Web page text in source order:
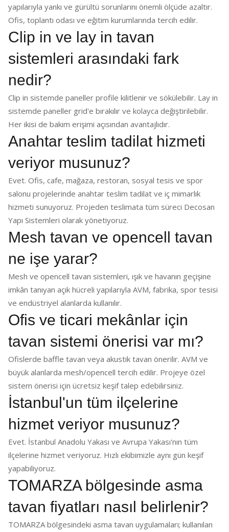
yapılarıyla yankı ve gürültü sorunlarını önemli ölçüde azaltır.
Ofis, toplantı odası ve eğitim kurumlarında tercih edilir.
Clip in ve lay in tavan
sistemleri arasındaki fark
nedir?
Clip in sistemde paneller profile kilitlenir ve sökülebilir. Lay in
sistemde paneller grid'e bırakılır ve kolayca değiştirilebilir.
Her ikisi de bakım erişimi açısından avantajlıdır.
Anahtar teslim tadilat hizmeti
veriyor musunuz?
Evet. Ofis, cafe, mağaza, restoran, sosyal tesis ve spor
salonu projelerinde anahtar teslim tadilat ve iç mimarlık
hizmeti sunuyoruz. Projeden teslimata tüm süreci Decosan
Yapı Sistemleri olarak yönetiyoruz.
Mesh tavan ve opencell tavan
ne işe yarar?
Mesh ve opencell tavan sistemleri, ışık ve havanın geçişine
imkân tanıyan açık hücreli yapılarıyla AVM, fabrika, spor tesisi
ve endüstriyel alanlarda kullanılır.
Ofis ve ticari mekânlar için
tavan sistemi önerisi var mı?
Ofislerde baffle tavan veya akustik tavan önerilir. AVM ve
büyük alanlarda mesh/opencell tercih edilir. Projeye özel
sistem önerisi için ücretsiz keşif talep edebilirsiniz.
İstanbul'un tüm ilçelerine
hizmet veriyor musunuz?
Evet. İstanbul Anadolu Yakası ve Avrupa Yakası'nın tüm
ilçelerine hizmet veriyoruz. Hızlı ekibimizle aynı gün keşif
yapabiliyoruz.
TOMARZA bölgesinde asma
tavan fiyatları nasıl belirlenir?
TOMARZA bölgesindeki asma tavan uygulamaları; kullanılan